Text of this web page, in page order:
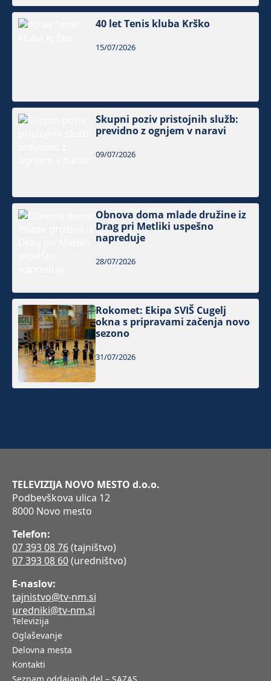
40 let Tenis kluba Krško
15/07/2026
Skupni poziv pristojnih služb:
previdno z ognjem v naravi
09/07/2026
Obnova doma mlade družine iz
Drag pri Metliki uspešno
napreduje
28/07/2026
Rokomet: Ekipa SVIŠ Cugelj
okna s pripravami začenja novo
sezono
31/07/2026
TELEVIZIJA NOVO MESTO d.o.o.
Podbevškova ulica 12
8000 Novo mesto
Telefon:
07 393 08 76(tajništvo)
07 393 08 60(uredništvo)
E-naslov:
tajnistvo@tv-nm.si
uredniki@tv-nm.si
Televizija
Oglaševanje
Delovna mesta
Kontakti